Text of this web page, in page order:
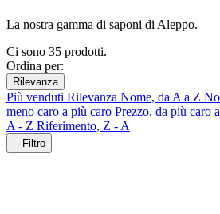
La nostra gamma di saponi di Aleppo.
Ci sono 35 prodotti.
Ordina per:
Rilevanza
Più venduti Rilevanza Nome, da A a Z
meno caro a più caro Prezzo, da più caro
A - Z Riferimento, Z - A
Filtro